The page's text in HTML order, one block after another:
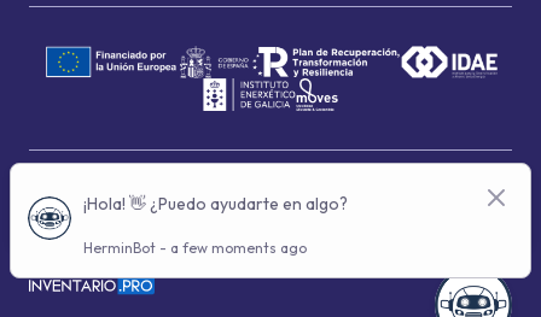
Términos de uso
Política de privacidad
Política de cookies
© 2024 Grupo Hermindo - Con la tecnología de: